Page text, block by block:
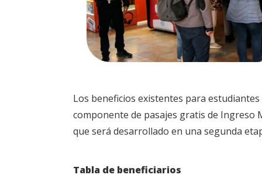
Los beneficios existentes para
componente de pasajes gratis de Ingreso
que será desarrollado en una segunda
Tabla de beneficiarios